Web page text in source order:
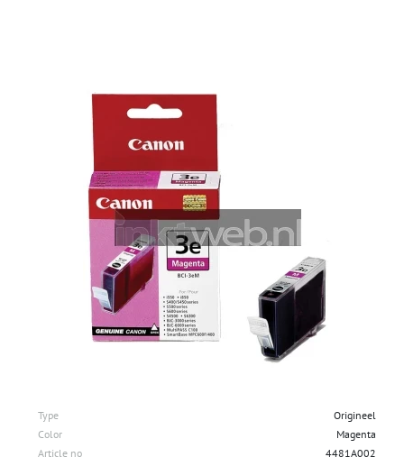
Type
Origineel
Color
Magenta
Article no
4481A002